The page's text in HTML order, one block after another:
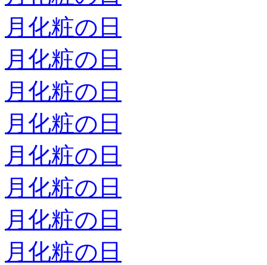
月化粧の日
月化粧の日
月化粧の日
月化粧の日
月化粧の日
月化粧の日
月化粧の日
月化粧の日